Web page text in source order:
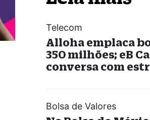
Telecom
Alloha emplaca
350 milhões; eB
conversa com
Bolsa de Valores